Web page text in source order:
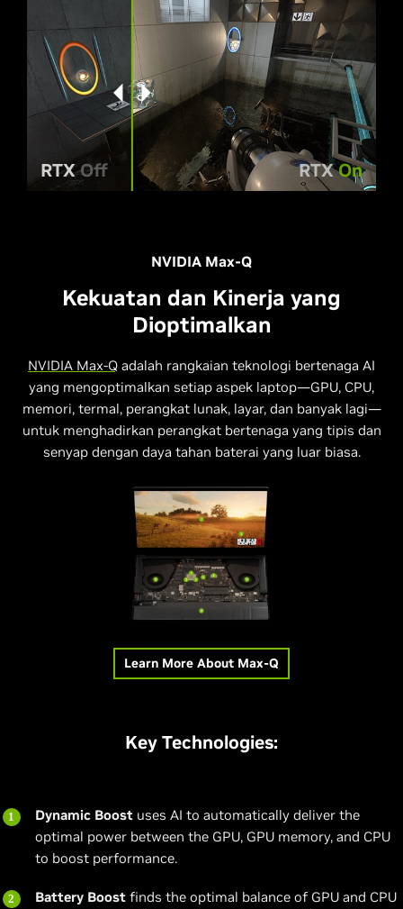
RTXOn
RTXOff
NVIDIA Max-Q
Kekuatan dan Kinerja yang
Dioptimalkan
NVIDIA Max-Q adalah rangkaian teknologi bertenaga AI
yang mengoptimalkan setiap aspek laptop—GPU, CPU,
memori, termal, perangkat lunak, layar, dan banyak lagi—
untuk menghadirkan perangkat bertenaga yang tipis dan
senyap dengan daya tahan baterai yang luar biasa.
Learn More About Max-Q
Key Technologies:
Dynamic Boost uses AI to automatically deliver the
optimal power between the GPU, GPU memory, and CPU
to boost performance.
Battery Boost finds the optimal balance of GPU and CPU